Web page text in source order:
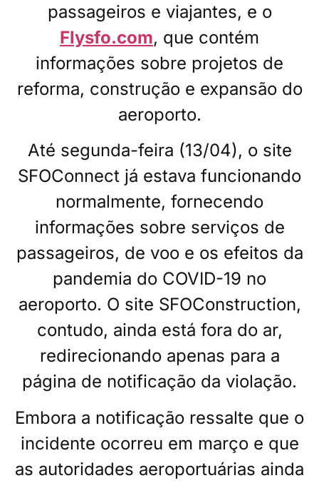
passageiros e viajantes, e o
Flysfo.com, que contém
informações sobre projetos de
reforma, construção e expansão do
aeroporto.
Até segunda-feira (13/04), o site
SFOConnect já estava funcionando
normalmente, fornecendo
informações sobre serviços de
passageiros, de voo e os efeitos da
pandemia do COVID-19 no
aeroporto. O site SFOConstruction,
contudo, ainda está fora do ar,
redirecionando apenas para a
página de notificação da violação.
Embora a notificação ressalte que o
incidente ocorreu em março e que
as autoridades aeroportuárias ainda